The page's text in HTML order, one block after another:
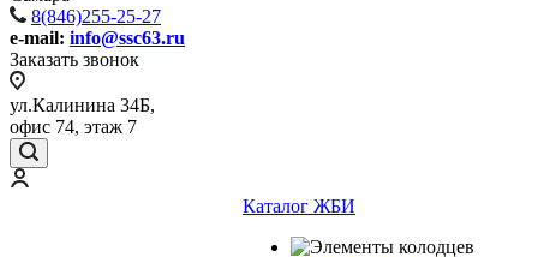
8(846)255-25-27
e-mail: info@ssc63.ru
Заказать звонок
ул.Калинина 34Б,
офис 74, этаж 7
Каталог ЖБИ